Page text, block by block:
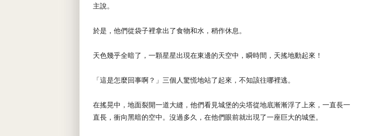
主說。
於是，他們從袋子裡拿出了食物和水，稍作休息。
天色幾乎全暗了，一顆星星出現在東邊的天空中，瞬時間，天搖地動起來！
「這是怎麼回事啊？」三個人驚慌地站了起來，不知該往哪裡逃。
在搖晃中，地面裂開一道大縫，他們看見城堡的尖塔從地底漸漸浮了上來，一直長一
直長，衝向黑暗的空中。沒過多久，在他們眼前就出現了一座巨大的城堡。